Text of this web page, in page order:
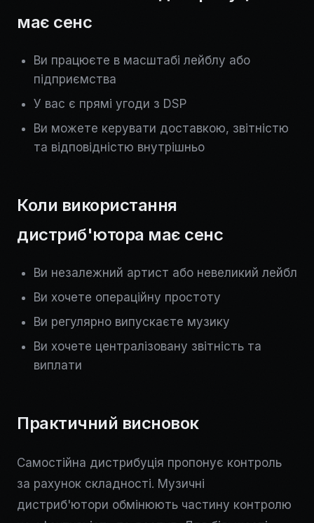
має сенс
Ви працюєте в масштабі лейблу або
підприємства
У вас є прямі угоди з DSP
Ви можете керувати доставкою, звітністю
та відповідністю внутрішньо
Коли використання
дистриб'ютора має сенс
Ви незалежний артист або невеликий лейбл
Ви хочете операційну простоту
Ви регулярно випускаєте музику
Ви хочете централізовану звітність та
виплати
Практичний висновок
Самостійна дистрибуція пропонує контроль
за рахунок складності. Музичні
дистриб'ютори обмінюють частину контролю